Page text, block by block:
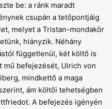
be: a ránk maradt
csupán a tetőpontjáig
melyet a Tristan-mondakör
hiányzik. Néhány
függetlenül, két költő is
mű befejezését, Ulrich von
mindkettő a maga
ám költői tehetségben
A befejezés igényén